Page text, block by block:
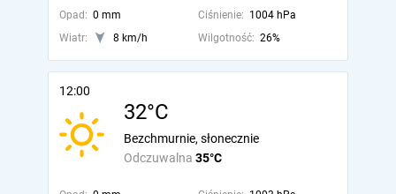
Opad: 0 mm Ciśnienie: 1004 hPa
Wiatr:
8 km/h Wilgotność: 26%
12:00
32°C
Odczuwalna 35°C
Bezchmurnie, słonecznie